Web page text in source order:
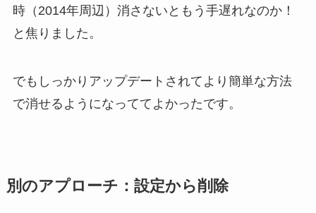
時（2014年周辺）消さないともう手遅れなのか！
と焦りました。
でもしっかりアップデートされてより簡単な方法
で消せるようになっててよかったです。
別のアプローチ：設定から削除